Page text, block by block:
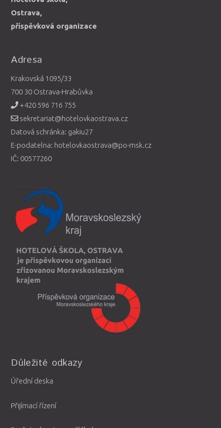
Ostrava,
příspěvková organizace
Adresa
Krakovská 1095/33
700 30 Ostrava-Hrabůvka
+420 596 716 755
sekretariat@hotelovkaostrava.cz
Datová schránka: gakiu27
E-podatelna: hotelovkaostrava@po-msk.cz
IČ: 00577260
Důležité odkazy
Úřední deska
Přijímací řízení